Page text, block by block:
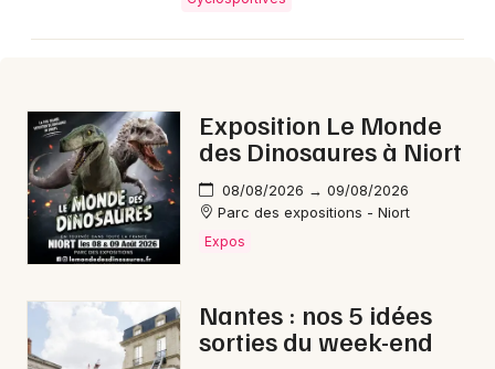
Magazine à Saint-Nazaire
44 - Loire-Atlantique
Choisir mes départements
Exposition Le Monde
des Dinosaures à Niort
08/08/2026 → 09/08/2026
Parc des expositions - Niort
Expos
Nantes : nos 5 idées
sorties du week-end